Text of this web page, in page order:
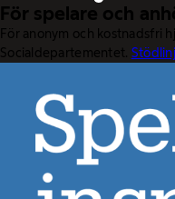
För spelare och
För anonym och kostnadsfri
Socialdepartementet.